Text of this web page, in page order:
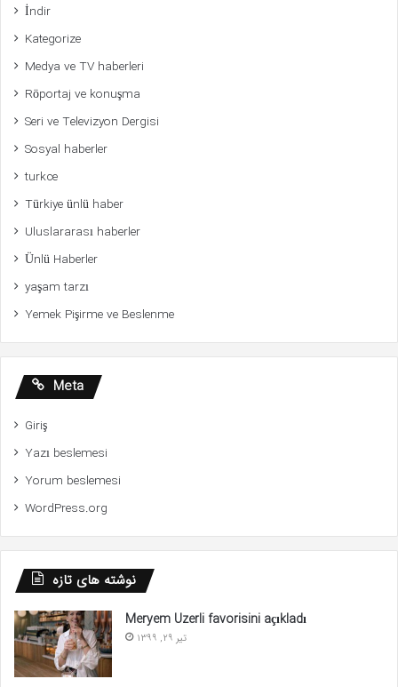
İndir
Kategorize
Medya ve TV haberleri
Röportaj ve konuşma
Seri ve Televizyon Dergisi
Sosyal haberler
turkce
Türkiye ünlü haber
Uluslararası haberler
Ünlü Haberler
yaşam tarzı
Yemek Pişirme ve Beslenme
Meta
Giriş
Yazı beslemesi
Yorum beslemesi
WordPress.org
نوشته های تازه
Meryem Uzerli favorisini açıkladı
تیر 29, 1399